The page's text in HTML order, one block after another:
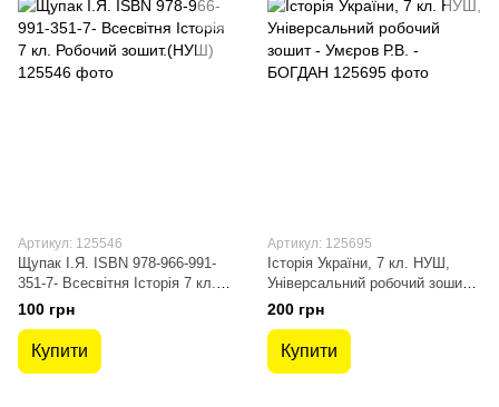
Артикул: 125546
Щупак І.Я. ISBN 978-966-991-
351-7- Всесвітня Історія 7 кл.
Робочий зошит.(НУШ)
100 грн
Купити
Артикул: 125695
Історія України, 7 кл. НУШ,
Універсальний робочий зошит -
Умєров Р.В. - БОГДАН
200 грн
Купити